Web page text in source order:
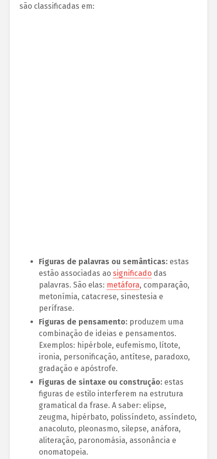
são classificadas em:
Figuras de palavras ou semânticas: estas
estão associadas ao significado das
palavras. São elas: metáfora, comparação,
metonímia, catacrese, sinestesia e
perífrase.
Figuras de pensamento: produzem uma
combinação de ideias e pensamentos.
Exemplos: hipérbole, eufemismo, lítote,
ironia, personificação, antítese, paradoxo,
gradação e apóstrofe.
Figuras de sintaxe ou construção: estas
figuras de estilo interferem na estrutura
gramatical da frase. A saber: elipse,
zeugma, hipérbato, polissíndeto, assíndeto,
anacoluto, pleonasmo, silepse, anáfora,
aliteração, paronomásia, assonância e
onomatopeia.